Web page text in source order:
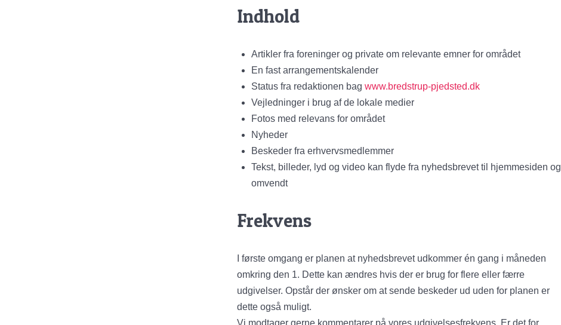
Indhold
Artikler fra foreninger og private om relevante emner for området
En fast arrangementskalender
Status fra redaktionen bag www.bredstrup-pjedsted.dk
Vejledninger i brug af de lokale medier
Fotos med relevans for området
Nyheder
Beskeder fra erhvervsmedlemmer
Tekst, billeder, lyd og video kan flyde fra nyhedsbrevet til hjemmesiden og
omvendt
Frekvens
I første omgang er planen at nyhedsbrevet udkommer én gang i måneden
omkring den 1. Dette kan ændres hvis der er brug for flere eller færre
udgivelser. Opstår der ønsker om at sende beskeder ud uden for planen er
dette også muligt.
Vi modtager gerne kommentarer på vores udgivelsesfrekvens. Er det for